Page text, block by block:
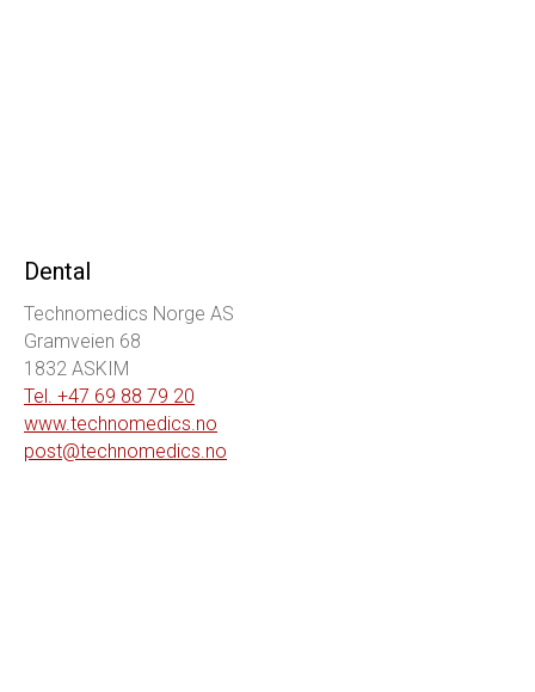
Dental
Technomedics Norge AS
Gramveien 68
1832 ASKIM
Tel. +47 69 88 79 20
www.technomedics.no
post@technomedics.no